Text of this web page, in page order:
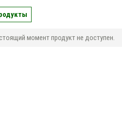
момент продукт не доступен.